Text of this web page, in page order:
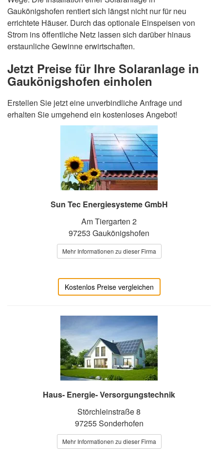
Gaukönigshofen rentiert sich längst nicht nur für neu
errichtete Häuser. Durch das optionale Einspeisen von
Strom ins öffentliche Netz lassen sich darüber hinaus
erstaunliche Gewinne erwirtschaften.
Jetzt Preise für Ihre Solaranlage in
Gaukönigshofen einholen
Erstellen Sie jetzt eine unverbindliche Anfrage und
erhalten Sie umgehend ein kostenloses Angebot!
Sun Tec Energiesysteme GmbH
Am Tiergarten 2
97253 Gaukönigshofen
Mehr Informationen zu dieser Firma
Kostenlos Preise vergleichen
Haus- Energie- Versorgungstechnik
Störchleinstraße 8
97255 Sonderhofen
Mehr Informationen zu dieser Firma